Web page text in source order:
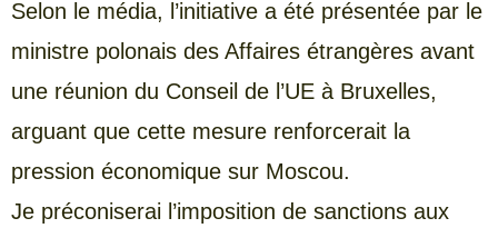
Selon le média, l’initiative a été présentée par le
ministre polonais des Affaires étrangères avant
une réunion du Conseil de l’UE à Bruxelles,
arguant que cette mesure renforcerait la
pression économique sur Moscou.
Je préconiserai l’imposition de sanctions aux